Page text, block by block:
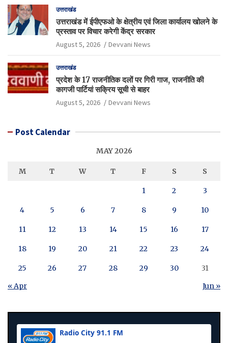
उत्तराखंड
उत्तराखंड में ईपीएफओ के क्षेत्रीय एवं जिला कार्यालय खोलने के
प्रस्ताव पर विचार करेगी केंद्र सरकार
August 5, 2026 Devvani News
उत्तराखंड
प्रदेश के 17 राजनीतिक दलों पर गिरी गाज, राजनीति की
कागजी पार्टियां सक्रिय सूची से बाहर
August 5, 2026 Devvani News
Post Calendar
MAY 2026
M T W T F S S
1 2 3
4 5 6 7 8 9 10
11 12 13 14 15 16 17
18 19 20 21 22 23 24
25 26 27 28 29 30
31
« Apr
Jun »